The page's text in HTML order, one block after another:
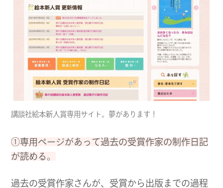
講談社絵本新人賞専用サイト。夢があります！
①専用ページがあって過去の受賞作家の制作日記
が読める。
過去の受賞作家さんが、受賞から出版までの過程